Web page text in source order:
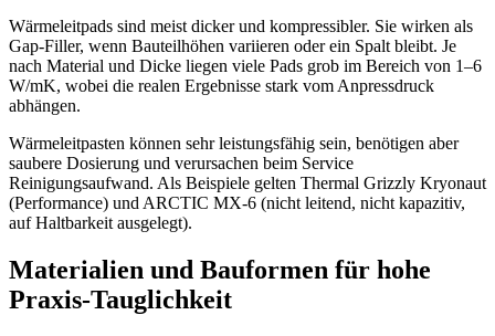
Wärmeleitpads sind meist dicker und kompressibler. Sie wirken als
Gap-Filler, wenn Bauteilhöhen variieren oder ein Spalt bleibt. Je
nach Material und Dicke liegen viele Pads grob im Bereich von 1–6
W/mK, wobei die realen Ergebnisse stark vom Anpressdruck
abhängen.
Wärmeleitpasten können sehr leistungsfähig sein, benötigen aber
saubere Dosierung und verursachen beim Service
Reinigungsaufwand. Als Beispiele gelten Thermal Grizzly Kryonaut
(Performance) und ARCTIC MX-6 (nicht leitend, nicht kapazitiv,
auf Haltbarkeit ausgelegt).
Materialien und Bauformen für hohe
Praxis-Tauglichkeit